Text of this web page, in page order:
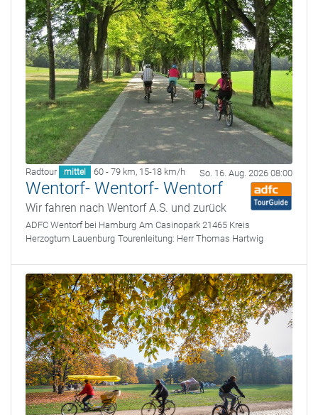
Radtour mittel 60 - 79 km, 15-18 km/h So. 16. Aug. 2026 08:00
Wentorf- Wentorf- Wentorf
Wir fahren nach Wentorf A.S. und zurück
ADFC Wentorf bei Hamburg Am Casinopark 21465 Kreis
Herzogtum Lauenburg Tourenleitung: Herr Thomas Hartwig